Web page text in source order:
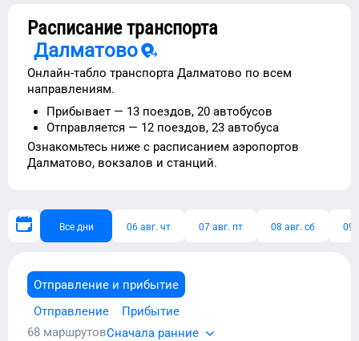
Расписание транспорта
Далматово
Онлайн-табло транспорта Далматово по всем
направлениям.
Прибывает — 13 поездов, 20 автобусов
Отправляется — 12 поездов, 23 автобуса
Ознакомьтесь ниже с расписанием аэропортов
Далматово, вокзалов и станций.
Все дни 06 авг. чт 07 авг. пт 08 авг. сб 09
Отправление и прибытие
Отправление
Прибытие
68 маршрутовСначала ранние